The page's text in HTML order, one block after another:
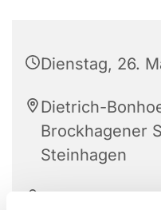
Dienstag, 26.
Dietrich-
Brockhagener
Steinhagen